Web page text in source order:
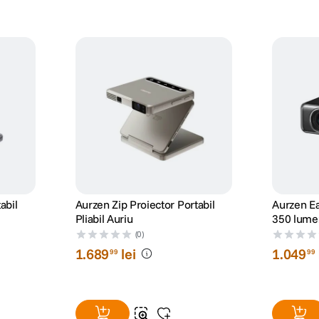
Aurzen Zip Proiector Portabil
Pliabil Auriu
(0)
1.68999 lei
Aurzen
350
1080
1.04999